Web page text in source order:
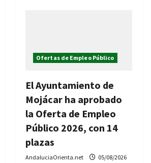
Ofertas de Empleo Público
El Ayuntamiento de
Mojácar ha aprobado
la Oferta de Empleo
Público 2026, con 14
plazas
AndaluciaOrienta.net 05/08/2026